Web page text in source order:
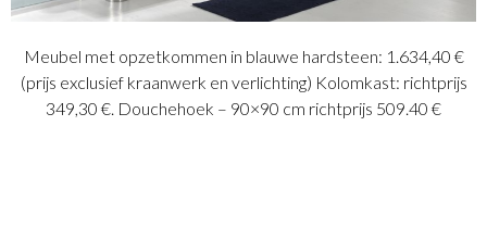
Meubel met opzetkommen in blauwe hardsteen: 1.634,40 €
(prijs exclusief kraanwerk en verlichting) Kolomkast: richtprijs
349,30 €. Douchehoek – 90×90 cm richtprijs 509.40 €